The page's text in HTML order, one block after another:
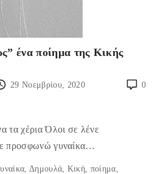
ένα ποίημα της Κικής
0
29 Νοεμβρίου, 2020
τα χέρια Όλοι σε λένε
προσφωνώ γυναίκα…
Δημουλά Κική ποίημα